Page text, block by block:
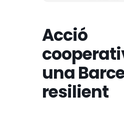
Acció
una
resilient